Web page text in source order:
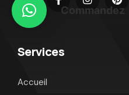
Services
Accueil
Commandez